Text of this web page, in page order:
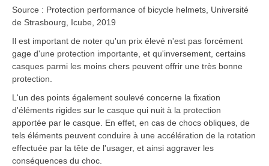
Source : Protection performance of bicycle helmets, Université
de Strasbourg, Icube, 2019
Il est important de noter qu'un prix élevé n'est pas forcément
gage d'une protection importante, et qu'inversement, certains
casques parmi les moins chers peuvent offrir une très bonne
protection.
L'un des points également soulevé concerne la fixation
d'éléments rigides sur le casque qui nuit à la protection
apportée par le casque. En effet, en cas de chocs obliques, de
tels éléments peuvent conduire à une accélération de la rotation
effectuée par la tête de l'usager, et ainsi aggraver les
conséquences du choc.